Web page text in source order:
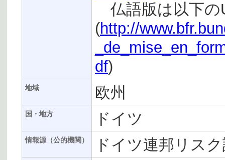
仏語版は以下の
(http://
df)
地域 欧州
国・地方 ドイツ
情報源（公的機関） ドイツ連邦リス